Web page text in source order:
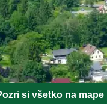
si všetko na mape